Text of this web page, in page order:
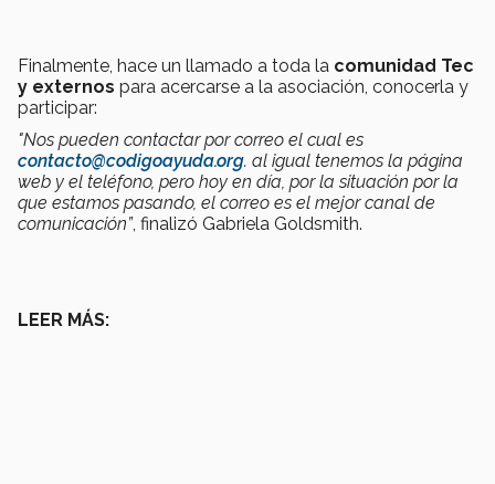
Finalmente, hace un llamado a toda la comunidad Tec
y externos para acercarse a la asociación, conocerla y
participar:
"Nos pueden contactar por correo el cual es
contacto@codigoayuda.org. al igual tenemos la página
web y el teléfono, pero hoy en día, por la situación por la
que estamos pasando, el correo es el mejor canal de
comunicación”, finalizó Gabriela Goldsmith.
LEER MÁS: